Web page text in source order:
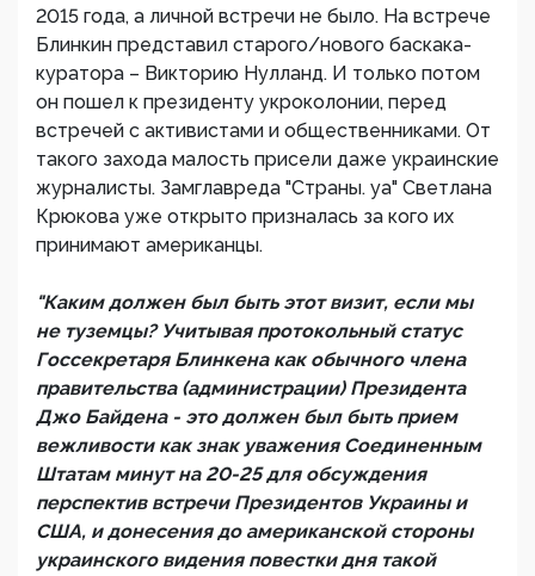
2015 года, а личной встречи не было. На встрече
Блинкин представил старого/нового баскака-
куратора – Викторию Нулланд. И только потом
он пошел к президенту укроколонии, перед
встречей с активистами и общественниками. От
такого захода малость присели даже украинские
журналисты. Замглавреда "Страны. уа" Светлана
Крюкова уже открыто призналась за кого их
принимают американцы.
"Каким должен был быть этот визит, если мы
не туземцы? Учитывая протокольный статус
Госсекретаря Блинкена как обычного члена
правительства (администрации) Президента
Джо Байдена - это должен был быть прием
вежливости как знак уважения Соединенным
Штатам минут на 20-25 для обсуждения
перспектив встречи Президентов Украины и
США, и донесения до американской стороны
украинского видения повестки дня такой